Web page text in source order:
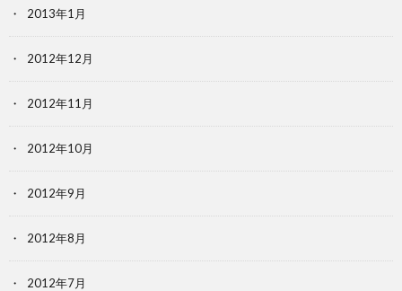
2013年1月
2012年12月
2012年11月
2012年10月
2012年9月
2012年8月
2012年7月